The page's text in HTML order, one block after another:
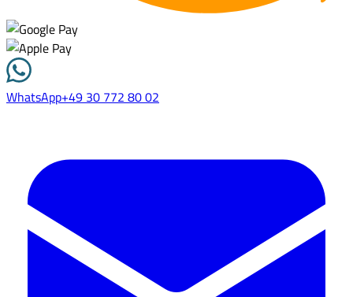
WhatsApp+49 30 772 80 02